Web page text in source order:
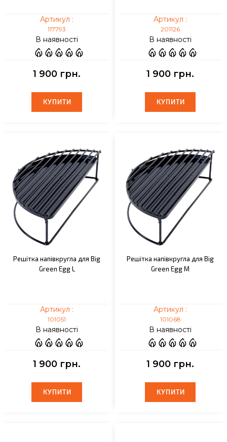
Артикул :
117793
В наявності
1 900 грн.
КУПИТИ
КУПИТИ
Артикул :
201126
В наявності
1 900 грн.
КУПИТИ
КУПИТИ
Решітка напівкругла для Big
Green Egg L
Артикул :
101051
В наявності
1 900 грн.
КУПИТИ
КУПИТИ
Решітка напівкругла для Big
Green Egg М
Артикул :
101068
В наявності
1 900 грн.
КУПИТИ
КУПИТИ